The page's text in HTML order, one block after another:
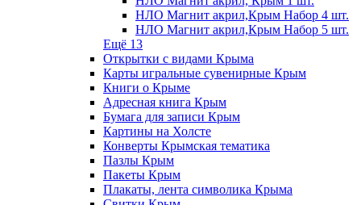
НЛО Магнит акрил,Крым Набор 4 шт.
НЛО Магнит акрил,Крым Набор 5 шт.
Ещё 13
Открытки с видами Крыма
Карты игральные сувенирные Крым
Книги о Крыме
Адресная книга Крым
Бумага для записи Крым
Картины на Холсте
Конверты Крымская тематика
Пазлы Крым
Пакеты Крым
Плакаты, лента символика Крыма